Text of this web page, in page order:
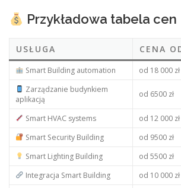
Przykładowa tabela cen
USŁUGA CENA
Smart Building automation
od 18 000 zł
Zarządzanie budynkiem
aplikacją
od 6500 zł
Smart HVAC systems
od 12 000 zł
Smart Security Building
od 9500 zł
Smart Lighting Building
od 5500 zł
Integracja Smart Building
od 10 000 zł